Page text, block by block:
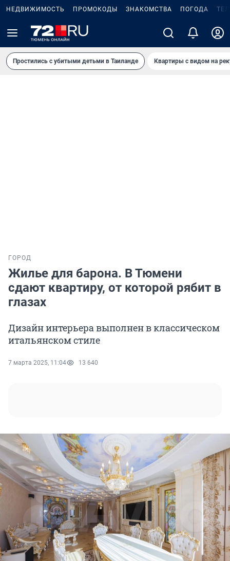
НЕДВИЖИМОСТЬ ПРОМОКОДЫ ЗНАКОМСТВА ПОГОДА
Простились с убитыми детьми в Таиланде Квартиры с видом на
ГОРОД
Жилье для барона. В Тюмени
сдают квартиру, от которой рябит в
глазах
Дизайн интерьера выполнен в классическом
итальянском стиле
7 марта 2025, 11:04 13 640